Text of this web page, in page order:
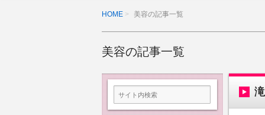
HOME 美容の記事一覧
美容の記事一覧